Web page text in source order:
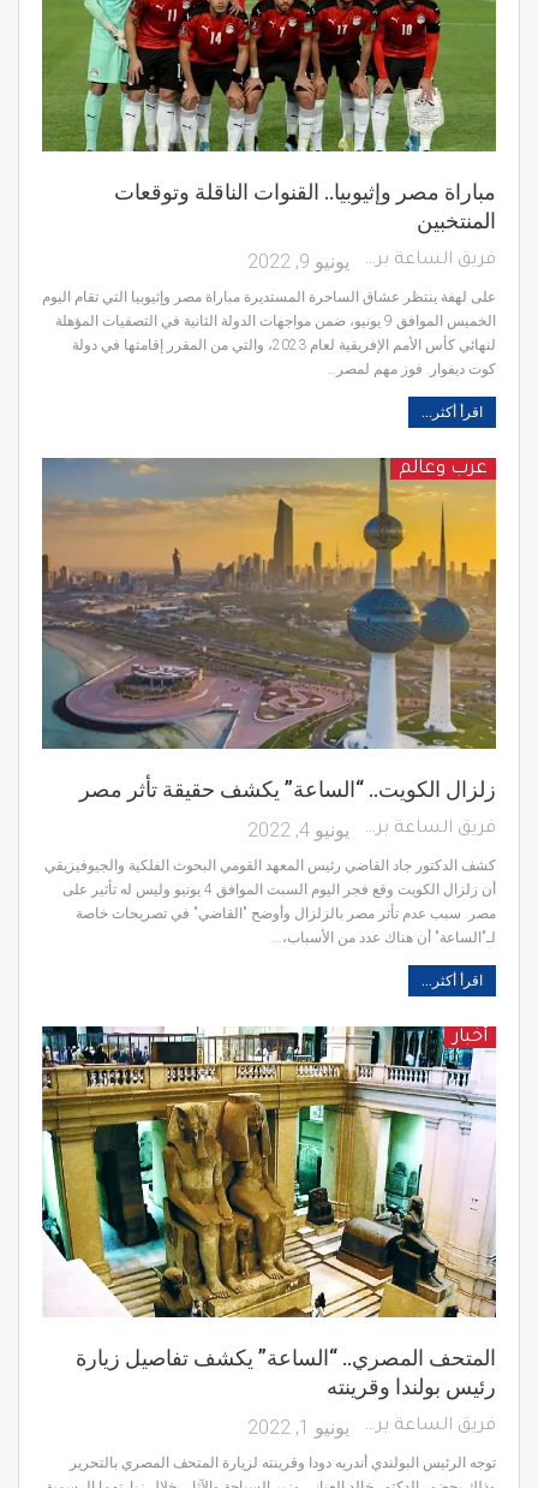
مباراة مصر وإثيوبيا.. القنوات الناقلة وتوقعات
المنتخبين
فريق الساعة برس يونيو 9, 2022
على لهفة ينتظر عشاق الساحرة المستديرة مباراة مصر وإثيوبيا التي تقام اليوم
الخميس الموافق 9 يونيو، ضمن مواجهات الدولة الثانية في التصفيات المؤهلة
لنهائي كأس الأمم الإفريقية لعام 2023، والتي من المقرر إقامتها في دولة
كوت ديفوار. فوز مهم لمصر…
اقرأ أكثر...
عرب وعالم
زلزال الكويت.. “الساعة” يكشف حقيقة تأثر مصر
فريق الساعة برس يونيو 4, 2022
كشف الدكتور جاد القاضي رئيس المعهد القومي البحوث الفلكية والجيوفيزيقي
أن زلزال الكويت وقع فجر اليوم السبت الموافق 4 يونيو وليس له تأثير على
مصر. سبب عدم تأثر مصر بالزلزال وأوضح "القاضي" في تصريحات خاصة
لـ"الساعة" أن هناك عدد من الأسباب،…
اقرأ أكثر...
أخبار
المتحف المصري.. “الساعة” يكشف تفاصيل زيارة
رئيس بولندا وقرينته
فريق الساعة برس يونيو 1, 2022
توجه الرئيس البولندي أندريه دودا وقرينته لزيارة المتحف المصري بالتحرير